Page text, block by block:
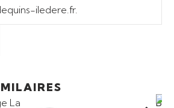
iledere.fr.
89,00 €